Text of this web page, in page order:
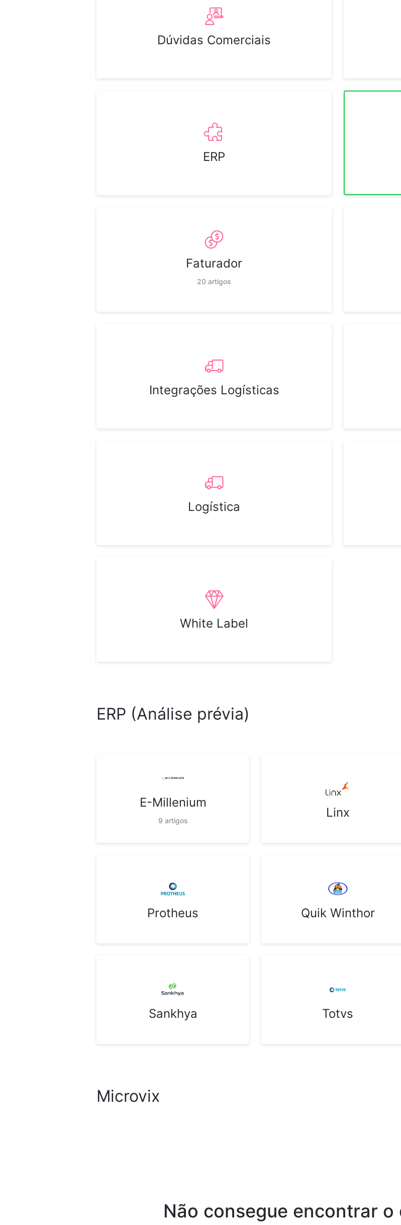
Dúvidas Comerciais
ERP
Faturador
20 artigos
Integrações Logísticas
Logística
White Label
ERP (Análise prévia)
E-Millenium
9 artigos
Linx
Protheus Quik Winthor
Sankhya Totvs
Microvix
Não consegue encontrar o